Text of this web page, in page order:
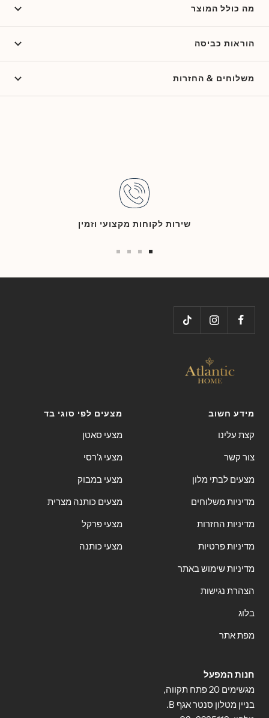
מה כולל המוצר
הוראות כביסה
משלוחים & החזרות
שירות לקוחות מקצועי וזמין
מידע חשוב
קצת עלינו
צור קשר
מצעים לבתי מלון
מדיניות משלוחים
מדיניות החזרות
מדיניות פרטיות
מדיניות שימוש באתר
הצהרת נגישות
בלוג
מפת אתר
מצעים לפי סוגי בד
מצעי סאטן
מצעי ג'רסי
מצעי במבוק
מצעים כותנה מצרית
מצעי פרקל
מצעי כותנה
חנות המפעל
מגשימים 20 פתח תקווה,
בניין מטלון סנטר אגף B.